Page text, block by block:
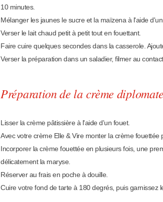
10 minutes.
Mélanger les jaunes le sucre et la maïzena à l'aide d'un
Verser le lait chaud petit à petit tout en fouettant.
Faire cuire quelques secondes dans la casserole.
Verser la préparation dans un saladier, filmer au
Préparation de la crème diplomate
Lisser la crème pâtissière à l'aide d'un fouet.
Avec votre crème Elle & Vire monter la crème fouettée
Incorporer la crème fouettée en plusieurs fois, une
délicatement la maryse.
Réserver au frais en poche à douille.
Cuire votre fond de tarte à 180 degrés, puis garnissez